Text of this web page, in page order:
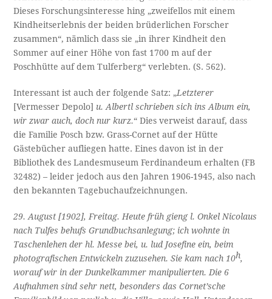
Dieses Forschungsinteresse hing „zweifellos mit einem
Kindheitserlebnis der beiden brüderlichen Forscher
zusammen“, nämlich dass sie „in ihrer Kindheit den
Sommer auf einer Höhe von fast 1700 m auf der
Poschhütte auf dem Tulferberg“ verlebten. (S. 562).
Interessant ist auch der folgende Satz: „Letzterer
[Vermesser Depolo] u. Albertl schrieben sich ins Album ein,
wir zwar auch, doch nur kurz.“ Dies verweist darauf, dass
die Familie Posch bzw. Grass-Cornet auf der Hütte
Gästebücher aufliegen hatte. Eines davon ist in der
Bibliothek des Landesmuseum Ferdinandeum erhalten (FB
32482) – leider jedoch aus den Jahren 1906-1945, also nach
den bekannten Tagebuchaufzeichnungen.
29. August [1902], Freitag. Heute früh gieng l. Onkel Nicolaus
nach Tulfes behufs Grundbuchsanlegung; ich wohnte in
Taschenlehen der hl. Messe bei, u. lud Josefine ein, beim
photografischen Entwickeln zuzusehen. Sie kam nach 10h,
worauf wir in der Dunkelkammer manipulierten. Die 6
Aufnahmen sind sehr nett, besonders das Cornet’sche